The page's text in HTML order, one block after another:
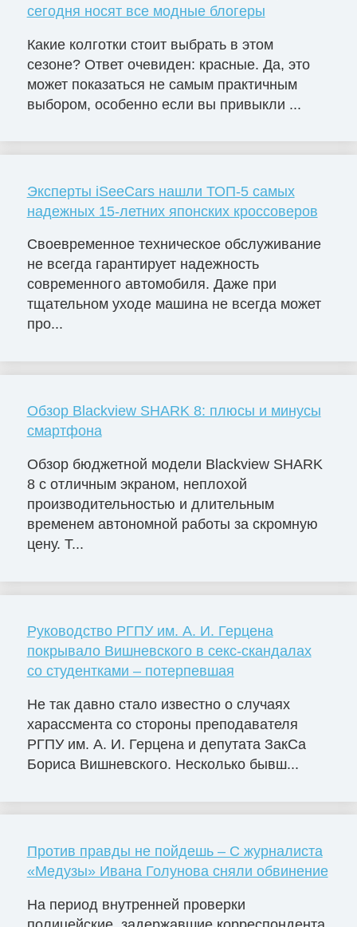
сегодня носят все модные блогеры
Какие колготки стоит выбрать в этом
сезоне? Ответ очевиден: красные. Да, это
может показаться не самым практичным
выбором, особенно если вы привыкли ...
Эксперты iSeeCars нашли ТОП-5 самых
надежных 15-летних японских кроссоверов
Своевременное техническое обслуживание
не всегда гарантирует надежность
современного автомобиля. Даже при
тщательном уходе машина не всегда может
про...
Обзор Blackview SHARK 8: плюсы и минусы
смартфона
Обзор бюджетной модели Blackview SHARK
8 с отличным экраном, неплохой
производительностью и длительным
временем автономной работы за скромную
цену. Т...
Руководство РГПУ им. А. И. Герцена
покрывало Вишневского в секс-скандалах
со студентками – потерпевшая
Не так давно стало известно о случаях
харассмента со стороны преподавателя
РГПУ им. А. И. Герцена и депутата ЗакСа
Бориса Вишневского. Несколько бывш...
Против правды не пойдешь – С журналиста
«Медузы» Ивана Голунова сняли обвинение
На период внутренней проверки